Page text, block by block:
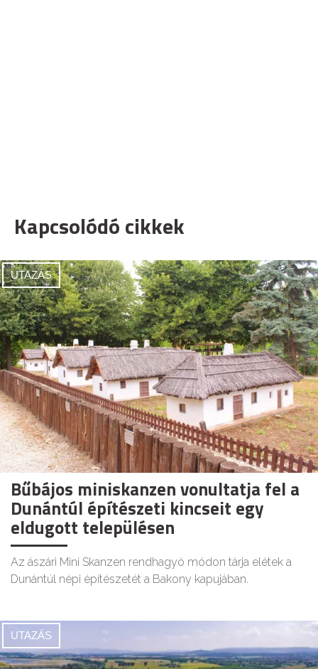
Kapcsolódó cikkek
UTAZÁS
Bűbájos miniskanzen vonultatja fel a
Dunántúl építészeti kincseit egy
eldugott településen
Az ászári Mini Skanzen rendhagyó módon tárja elétek a
Dunántúl népi építészetét a Bakony kapujában.
UTAZÁS